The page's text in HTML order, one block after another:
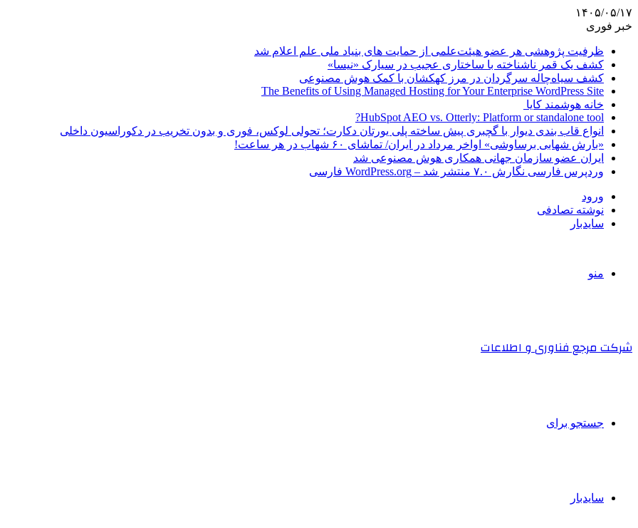
۱۴۰۵/۰۵/۱۷
خبر فوری
ظرفیت پژوهشی هر عضو هیئت‌علمی از حمایت های بنیاد ملی علم اعلام شد
کشف یک قمر ناشناخته با ساختاری عجیب در سیارک «نیسا»
کشف سیاه‌چاله سرگردان در مرز کهکشان با کمک هوش مصنوعی
The Benefits of Using Managed Hosting for Your Enterprise WordPress Site
خانه هوشمند کایا
HubSpot AEO vs. Otterly: Platform or standalone tool?
انواع قاب بندی دیوار با گچبری پیش ساخته پلی یورتان دکارت؛ تحولی لوکس، فوری و بدون تخریب در دکوراسیون داخلی
«بارش شهابی برساوشی» اواخر مرداد در ایران/ تماشای ۶۰ شهاب در هر ساعت!
ایران عضو سازمان جهانی همکاری هوش مصنوعی شد
وردپرس فارسی نگارش ۷.۰ منتشر شد – WordPress.org فارسی
ورود
نوشته تصادفی
سایدبار
منو
شرکت مرجع فناوری و اطلاعات
جستجو برای
سایدبار